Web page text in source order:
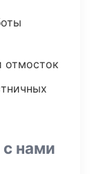
отмосток
нами